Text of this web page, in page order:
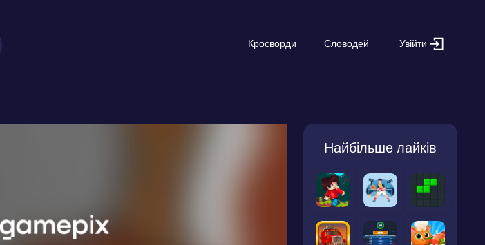
Кросворди Словодей Увійти
Найбільше лайків